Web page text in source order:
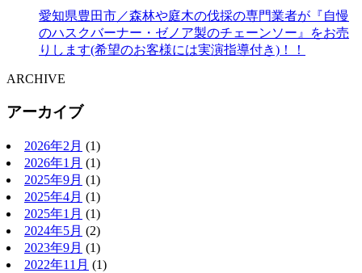
愛知県豊田市／森林や庭木の伐採の専門業者が『自慢
のハスクバーナー・ゼノア製のチェーンソー』をお売
りします(希望のお客様には実演指導付き)！！
ARCHIVE
アーカイブ
2026年2月 (1)
2026年1月 (1)
2025年9月 (1)
2025年4月 (1)
2025年1月 (1)
2024年5月 (2)
2023年9月 (1)
2022年11月 (1)